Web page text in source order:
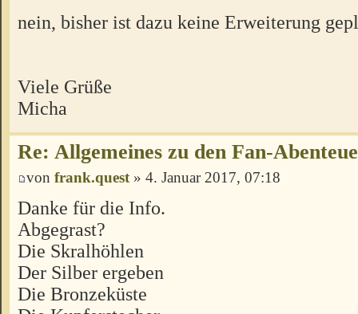
nein, bisher ist dazu keine Erweiterung
Viele Grüße
Micha
Re: Allgemeines zu den Fan-
von frank.quest » 4. Januar 2017, 07:18
Danke für die Info.
Abgegrast?
Die Skralhöhlen
Der Silber ergeben
Die Bronzeküste